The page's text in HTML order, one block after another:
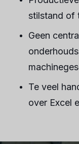
stilstand of
Geen
Te veel
over Excel